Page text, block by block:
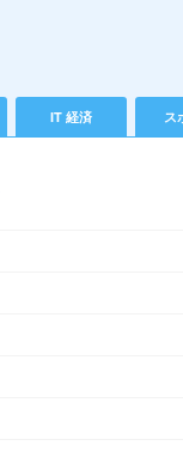
IT 経済 ス